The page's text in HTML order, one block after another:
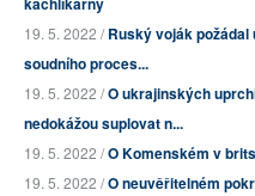
19. 5. 2022 /Ruský voják
soudního proces...
19. 5. 2022 /O ukrajinských
nedokážou suplovat n...
19. 5. 2022 /O Komenském v
19. 5. 2022 /O neuvěřitelném